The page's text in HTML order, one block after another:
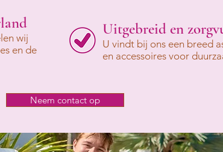
wij
en de
Uitgebreid en
U vindt bij ons een breed
en accessoires voor
Neem contact op